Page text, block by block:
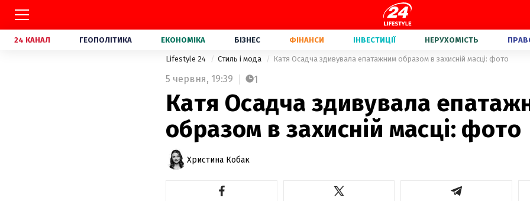
24 КАНАЛ ГЕОПОЛІТИКА ЕКОНОМІКА БІЗНЕС ФІНАНСИ ІНВЕСТИЦІЇ НЕРУХОМІСТЬ
Lifestyle 24 Стиль і мода Катя Осадча здивувала епатажним образом в захисній масці: фото
5 червня, 19:39 1
Катя Осадча здивувала
образом в захисній масці: фото
Христина Кобак